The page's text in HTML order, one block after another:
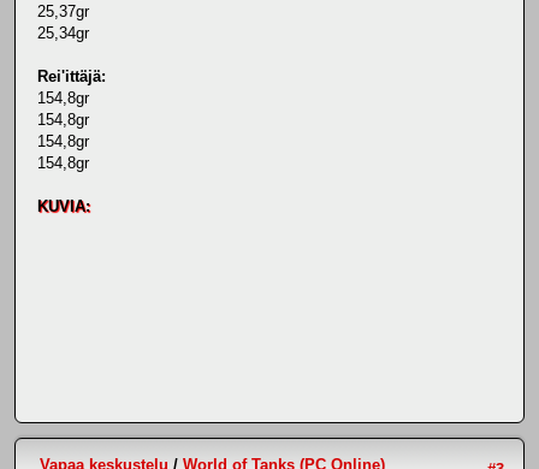
25,37gr
25,34gr
Rei'ittäjä:
154,8gr
154,8gr
154,8gr
154,8gr
KUVIA:
Vapaa keskustelu / World of Tanks (PC Online)